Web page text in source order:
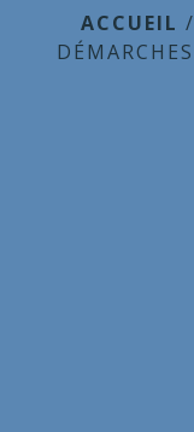
ACCUEIL /
DÉMARCHES